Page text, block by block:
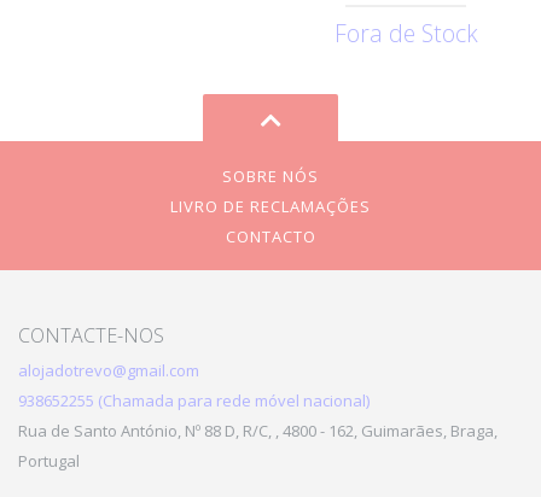
Fora de Stock
SOBRE NÓS
LIVRO DE RECLAMAÇÕES
CONTACTO
CONTACTE-NOS
alojadotrevo@gmail.com
938652255 (Chamada para rede móvel nacional)
Rua de Santo António, Nº 88 D, R/C, , 4800 - 162, Guimarães, Braga,
Portugal